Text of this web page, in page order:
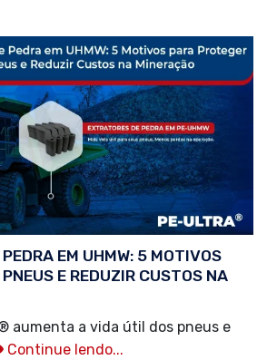
EM UHMW: 5 MOTIVOS
E REDUZIR CUSTOS NA
aumenta a vida útil dos pneus e
Continue lendo...